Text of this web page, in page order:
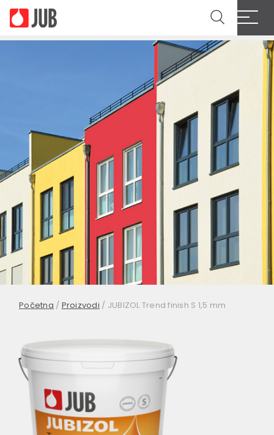
Početna / Proizvodi / JUBIZOL Trend finish S 1,5 mm